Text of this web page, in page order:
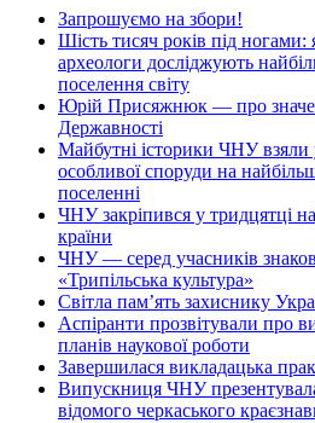
Запрошуємо на збори!
Шість тисяч років під
археологи досліджують
поселення світу
Юрій Присяжнюк — про
Державності
Майбутні історики ЧНУ взяли
особливої споруди на
поселенні
ЧНУ закріпився у тридцятці
країни
ЧНУ — серед учасників
«Трипільська культура»
Світла пам’ять захиснику
Аспіранти прозвітували про
планів наукової роботи
Завершилася викладацька
Випускниця ЧНУ
відомого черкаського